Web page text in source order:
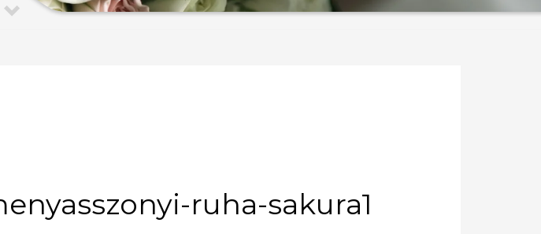
ruha-sakura1